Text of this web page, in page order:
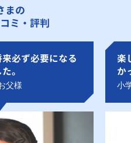
まの
ミ・評判
必ず必要になる
。
父様
楽
か
小